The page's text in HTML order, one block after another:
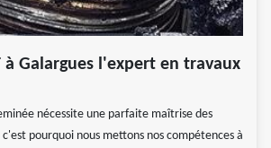
à Galargues l'expert en travaux
nécessite une parfaite maîtrise des
pourquoi nous mettons nos compétences à